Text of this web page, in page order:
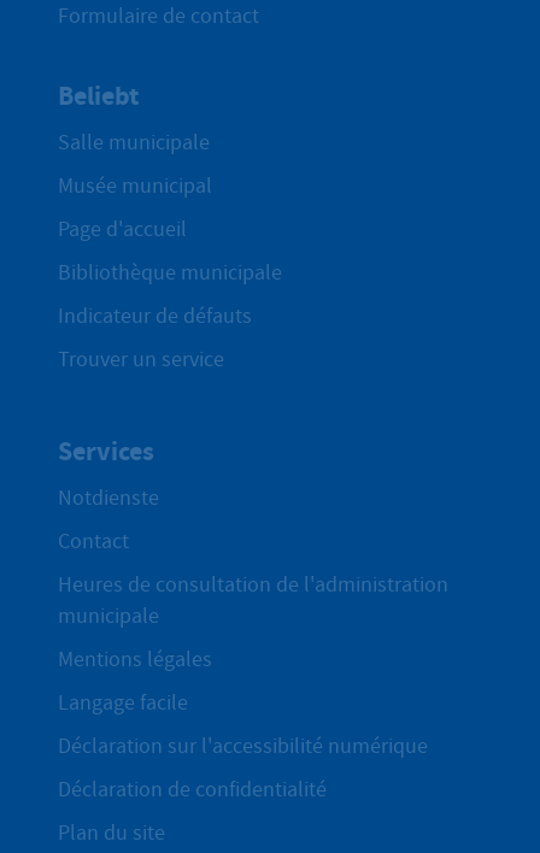
Formulaire de contact
Beliebt
Salle municipale
Musée municipal
Page d'accueil
Bibliothèque municipale
Indicateur de défauts
Trouver un service
Services
Notdienste
Contact
Heures de consultation de l'administration
municipale
Mentions légales
Langage facile
Déclaration sur l'accessibilité numérique
Déclaration de confidentialité
Plan du site